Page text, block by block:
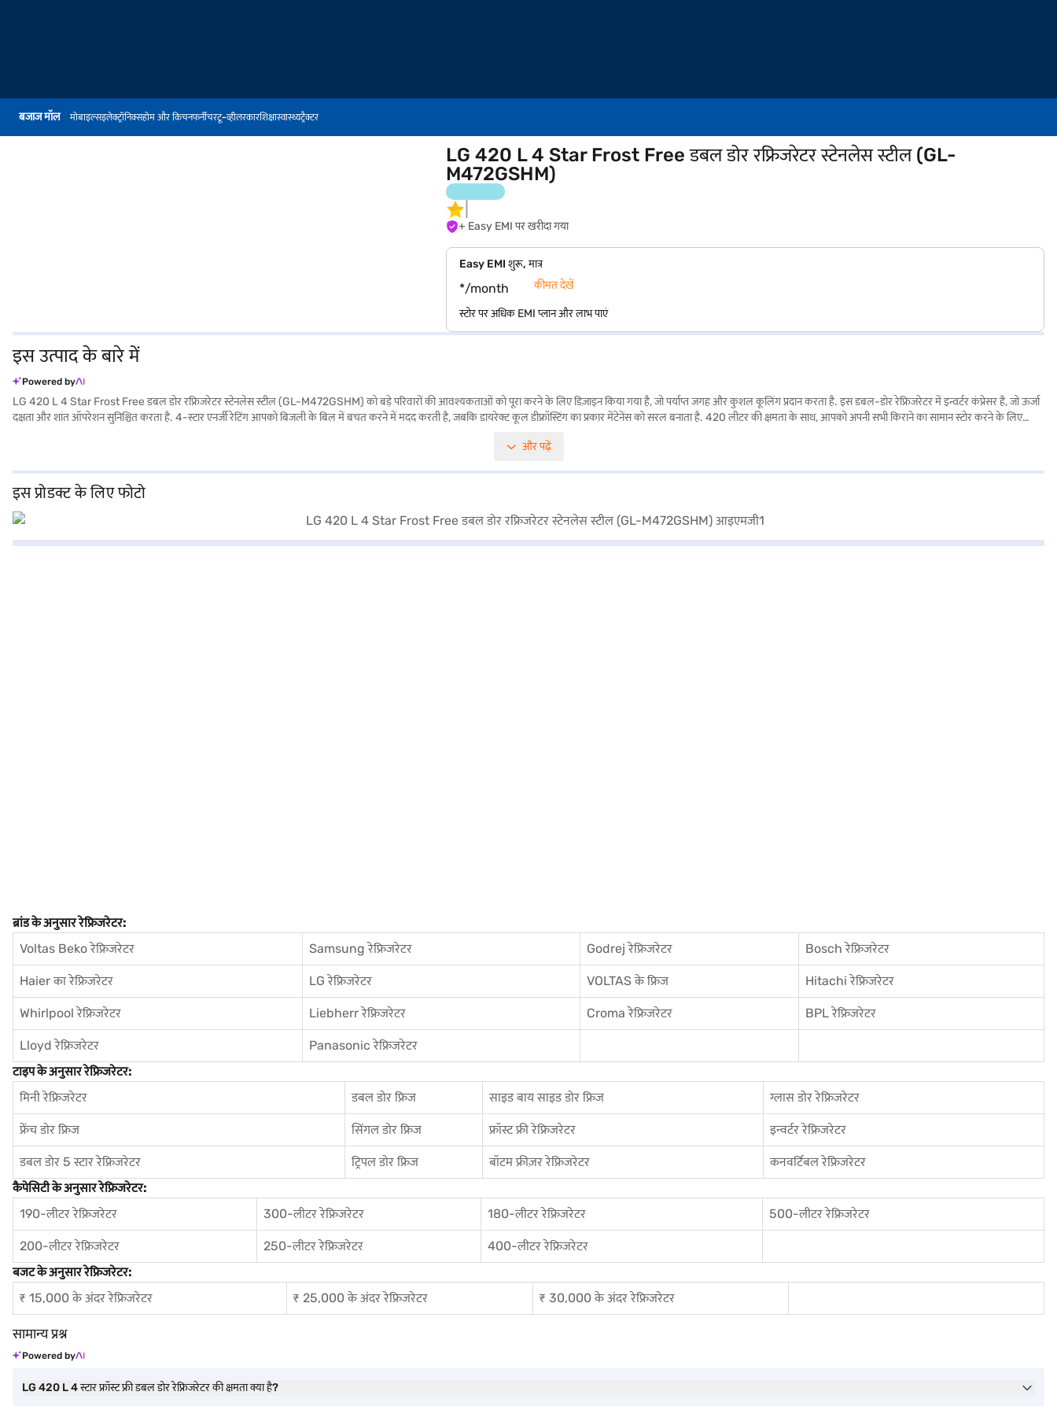
बजाज मॉल मोबाइल्सइलेक्ट्रॉनिक्सहोम और किचनफर्नीचरटू-व्हीलरकारशिक्षास्वास्थ्यट्रैक्टर
LG 420 L 4 Star Frost Free डबल डोर रफ्रिजरेटर स्टेनलेस स्टील (GL-
M472GSHM)
+ Easy EMI पर खरीदा गया
Easy EMI शुरू, मात्र
*/month कीमत देखें
स्टोर पर अधिक EMI प्लान और लाभ पाएं
इस उत्पाद के बारे में
Powered by
LG 420 L 4 Star Frost Free डबल डोर रफ्रिजरेटर स्टेनलेस स्टील (GL-M472GSHM) को बड़े परिवारों की आवश्यकताओं को पूरा करने के लिए डिज़ाइन किया गया है, जो पर्याप्त जगह और कुशल कूलिंग प्रदान करता है. इस डबल-डोर रेफ्रिजरेटर में इन्वर्टर कंप्रेसर है, जो ऊर्जा
दक्षता और शांत ऑपरेशन सुनिश्चित करता है. 4-स्टार एनर्जी रेटिंग आपको बिजली के बिल में बचत करने में मदद करती है, जबकि डायरेक्ट कूल डीफ्रॉस्टिंग का प्रकार मेंटेनेंस को सरल बनाता है. 420 लीटर की क्षमता के साथ, आपको अपनी सभी किराने का सामान स्टोर करने के लिए
मैन्युफैक्चरर की कम्प्रीहेंसिव वारंटी और कंप्रेसर पर 10 वर्ष की वारंटी के साथ तैयार किया गया है. इसकी प्रमुख विशेषताओं में इंटीरियर लाइट और आइस मेकर शामिल हैं, जिससे सुविधा बढ़ जाती है. खरीदारी करने के लिए बजाज फाइनेंस पर विकल्पों के बारे में जानें या पार्टनर स्टोर पर
और पढ़ें
इस प्रोडक्ट के लिए फोटो
ब्रांड के अनुसार रेफ्रिजरेटर:
Voltas Beko रेफ्रिजरेटर
Samsung रेफ्रिजरेटर Godrej रेफ्रिजरेटर Bosch रेफ्रिजरेटर
Haier का रेफ्रिजरेटर LG रेफ्रिजरेटर VOLTAS के फ्रिज Hitachi रेफ्रिजरेटर
Whirlpool रेफ्रिजरेटर Liebherr रेफ्रिजरेटर Croma रेफ्रिजरेटर BPL रेफ्रिजरेटर
Lloyd रेफ्रिजरेटर
Panasonic रेफ्रिजरेटर
टाइप के अनुसार रेफ्रिजरेटर:
मिनी रेफ्रिजरेटर
डबल डोर फ्रिज साइड बाय साइड डोर फ्रिज ग्लास डोर रेफ्रिजरेटर
फ्रेंच डोर फ्रिज सिंगल डोर फ्रिज फ्रॉस्ट फ्री रेफ्रिजरेटर इन्वर्टर रेफ्रिजरेटर
डबल डोर 5 स्टार रेफ्रिजरेटर ट्रिपल डोर फ्रिज बॉटम फ्रीज़र रेफ्रिजरेटर
कनवर्टिबल रेफ्रिजरेटर
कैपेसिटी के अनुसार रेफ्रिजरेटर:
190-लीटर रेफ्रिजरेटर
300-लीटर रेफ्रिजरेटर 180-लीटर रेफ्रिजरेटर 500-लीटर रेफ्रिजरेटर
200-लीटर रेफ्रिजरेटर 250-लीटर रेफ्रिजरेटर
400-लीटर रेफ्रिजरेटर
बजट के अनुसार रेफ्रिजरेटर:
₹ 15,000 के अंदर रेफ्रिजरेटर
₹ 25,000 के अंदर रेफ्रिजरेटर ₹ 30,000 के अंदर रेफ्रिजरेटर
सामान्य प्रश्न
Powered by
LG 420 L 4 स्टार फ्रॉस्ट फ्री डबल डोर रेफ्रिजरेटर की क्षमता क्या है?